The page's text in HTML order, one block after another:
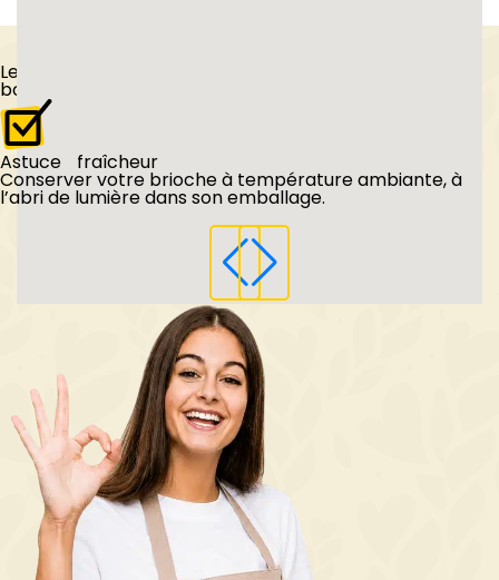
Les
boulanger vendéen
Astuce fraîcheur
Conserver votre brioche à température ambiante, à
l’abri de lumière dans son emballage.